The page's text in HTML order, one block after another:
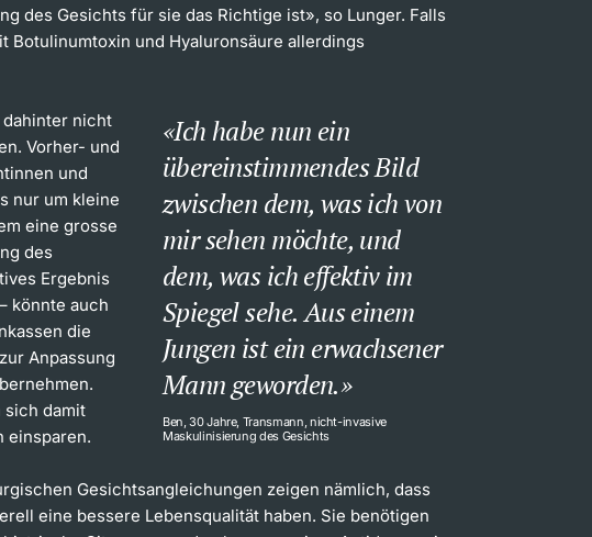
des Gesichts für sie das Richtige ist», so Lunger. Falls
Botulinumtoxin und Hyaluronsäure allerdings
Ich habe nun ein
übereinstimmendes Bild
zwischen dem, was ich von
mir sehen möchte, und
dem, was ich effektiv im
Spiegel sehe. Aus einem
Jungen ist ein erwachsener
Mann geworden.
Ben, 30 Jahre, Transmann, nicht-invasive
Maskulinisierung des Gesichts
dahinter nicht
Vorher- und
und
nur um kleine
eine grosse
des
Ergebnis
könnte auch
die
Anpassung
sich damit
einsparen.
Gesichtsangleichungen zeigen nämlich, dass
eine bessere Lebensqualität haben. Sie benötigen